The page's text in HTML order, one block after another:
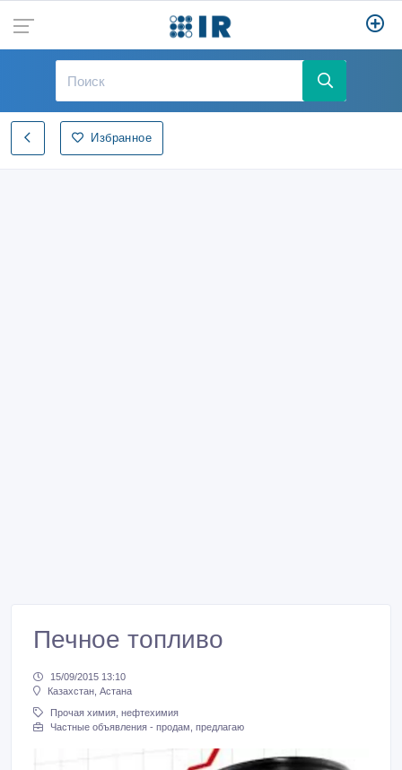
Избранное
Печное топливо
15/09/2015 13:10
Казахстан, Астана
Прочая химия, нефтехимия
Частные объявления - продам, предлагаю